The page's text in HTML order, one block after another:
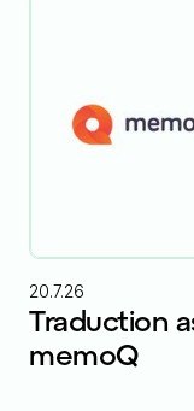
20.7.26
Traduction
memoQ